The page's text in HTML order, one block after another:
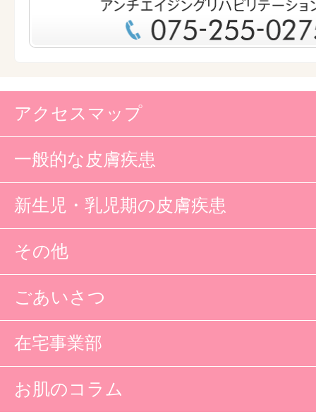
アクセスマップ
一般的な皮膚疾患
新生児・乳児期の皮膚疾患
その他
ごあいさつ
在宅事業部
お肌のコラム